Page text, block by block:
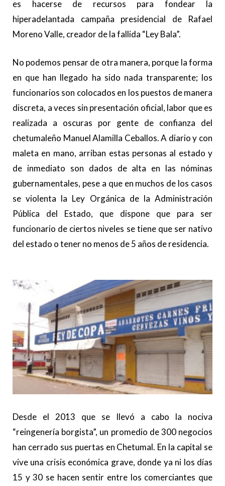
es hacerse de recursos para fondear la
hiperadelantada campaña presidencial de Rafael
Moreno Valle, creador de la fallida “Ley Bala”.
No podemos pensar de otra manera, porque la forma
en que han llegado ha sido nada transparente; los
funcionarios son colocados en los puestos de manera
discreta, a veces sin presentación oficial, labor que es
realizada a oscuras por gente de confianza del
chetumaleño Manuel Alamilla Ceballos. A diario y con
maleta en mano, arriban estas personas al estado y
de inmediato son dados de alta en las nóminas
gubernamentales, pese a que en muchos de los casos
se violenta la Ley Orgánica de la Administración
Pública del Estado, que dispone que para ser
funcionario de ciertos niveles se tiene que ser nativo
del estado o tener no menos de 5 años de residencia.
Desde el 2013 que se llevó a cabo la nociva
“reingenería borgista”, un promedio de 300 negocios
han cerrado sus puertas en Chetumal. En la capital se
vive una crisis económica grave, donde ya ni los días
15 y 30 se hacen sentir entre los comerciantes que